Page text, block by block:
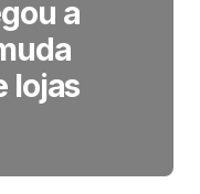
a
lojas